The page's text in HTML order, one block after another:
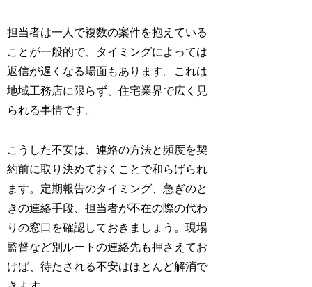
担当者は一人で複数の案件を抱えている
ことが一般的で、タイミングによっては
返信が遅くなる場面もあります。これは
地域工務店に限らず、住宅業界で広く見
られる事情です。
こうした不安は、連絡の方法と頻度を契
約前に取り決めておくことで和らげられ
ます。定期報告のタイミング、急ぎのと
きの連絡手段、担当者が不在の際の代わ
りの窓口を確認しておきましょう。現場
監督など別ルートの連絡先も押さえてお
けば、待たされる不安はほとんど解消で